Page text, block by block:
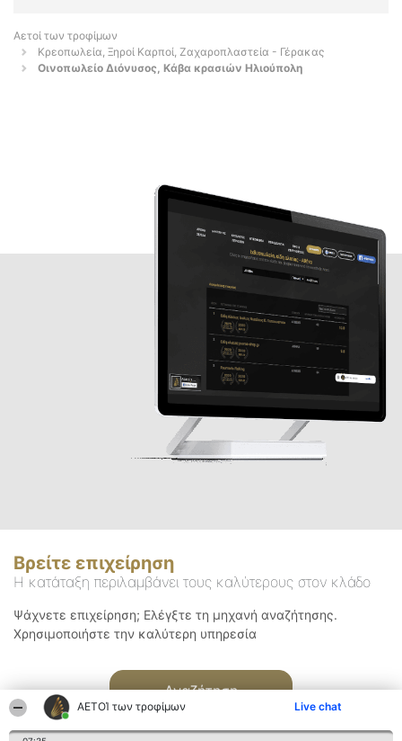
ΑΕΤΟΊ των τροφίμων Live chat
Αετοί των τροφίμων
Κρεοπωλεία, Ξηροί Καρποί, Ζαχαροπλαστεία - Γέρακας
Οινοπωλείο Διόνυσος, Κάβα κρασιών Ηλιούπολη
Βρείτε επιχείρηση
Η κατάταξη περιλαμβάνει τους καλύτερους στον κλάδο
Ψάχνετε επιχείρηση; Ελέγξτε τη μηχανή αναζήτησης.
Χρησιμοποιήστε την καλύτερη υπηρεσία
Αναζήτηση